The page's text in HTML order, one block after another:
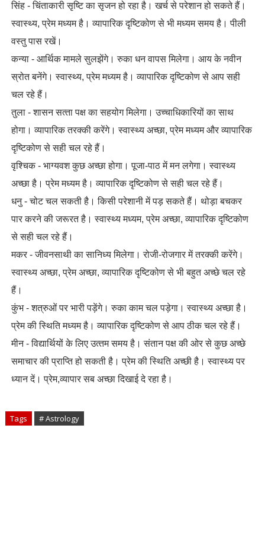
सिंह - चिंताकारी सृष्टि का सृजन हो रहा है। खर्च से परेशान हो सकते हैं।
स्‍वास्‍थ्‍य, प्रेम मध्‍यम है। व्‍यापारिक दृष्टिकोण से भी मध्‍यम समय है। पीली
वस्‍तु पास रखें।
कन्‍या - आर्थिक मामले सुलझेंगे। रुका धन वापस मिलेगा। आय के नवीन
स्रोत बनेंगे। स्‍वास्‍थ्‍य, प्रेम मध्‍यम है। व्‍यापारिक दृष्टिकोण से आप सही
चल रहे हैं।
तुला - शासन सत्‍ता पक्ष का सहयोग मिलेगा। उच्‍चाधिकारियों का साथ
होगा। व्‍यापारिक तरक्‍की करेंगे। स्‍वास्‍थ्‍य अच्‍छा, प्रेम मध्‍यम और व्‍यापारिक
दृष्टिकोण से सही चल रहे हैं।
वृश्चिक - भाग्‍यवश कुछ अच्‍छा होगा। पूजा-पाठ में मन लगेगा। स्‍वास्‍थ्‍य
अच्‍छा है। प्रेम मध्‍यम है। व्‍यापारिक दृष्टिकोण से सही चल रहे हैं।
धनु - चोट चल सकती है। किसी परेशानी में पड़ सकते हैं। थोड़ा बचकर
पार करने की जरूरत है। स्‍वास्‍थ्‍य मध्‍यम, प्रेम अच्‍छा, व्‍यापारिक दृष्टिकोण
से सही चल रहे हैं।
मकर - जीवनसाथी का सानिध्‍य मिलेगा। रोजी-रोजगार में तरक्‍की करेंगे।
स्‍वास्‍थ्‍य अच्‍छा, प्रेम अच्‍छा, व्‍यापारिक दृष्टिकोण से भी बहुत अच्‍छे चल रहे
हैं।
कुंभ - शत्रुओं पर भारी पड़ेंगे। रुका काम चल पड़ेगा। स्‍वास्‍थ्‍य अच्‍छा है।
प्रेम की स्थिति मध्‍यम है। व्‍यापारिक दृष्टिकोण से आप ठीक चल रहे हैं।
मीन - वि‍द्यार्थियों के लिए उत्‍तम समय है। संतान पक्ष की ओर से कुछ अच्‍छे
समाचार की प्राप्ति हो सकती है। प्रेम की स्थिति अच्‍छी है। स्‍वास्‍थ्‍य पर
ध्‍यान दें। प्रेम,व्‍यापार सब अच्‍छा दिखाई दे रहा है।
Tags # Astrology